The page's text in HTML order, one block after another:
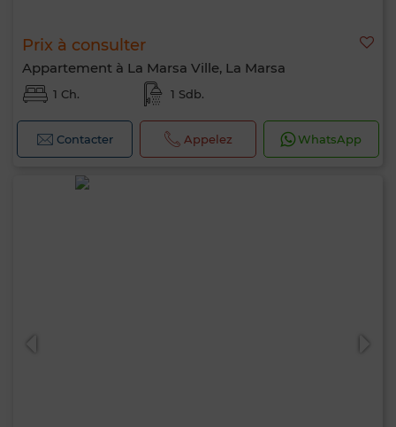
Prix à consulter
Appartement à La Marsa Ville, La Marsa
1 Ch. 1 Sdb.
Contacter Appelez WhatsApp